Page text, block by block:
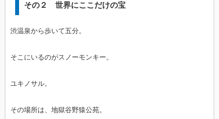
その２ 世界にここだけの宝
渋温泉から歩いて五分。
そこにいるのがスノーモンキー。
ユキノサル。
その場所は、地獄谷野猿公苑。